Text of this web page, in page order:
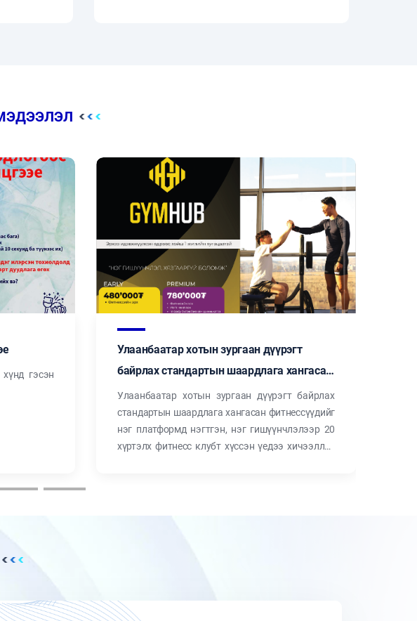
гэсэн
Улаанбаатар хотын зургаан дүүрэгт
байрлах стандартын шаардлага хангасан
фитнессүүдийг нэг платформд нэгтгэн,
нэг гишүүнчлэлээр 20 хүртэлх фитнесс
клубт хүссэн үедээ хичээллэх боломжтой
боллоо.
Улаанбаатар хотын зургаан дүүрэгт байрлах
стандартын шаардлага хангасан фитнессүүдийг
нэг платформд нэгтгэн, нэг гишүүнчлэлээр 20
хүртэлх фитнесс клубт хүссэн үедээ хичээллэх